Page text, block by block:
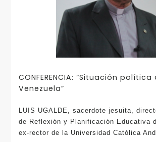
CONFERENCIA: “Situación
Venezuela”
LUIS UGALDE, sacerdote jesuita,
de Reflexión y Planificación Educativa
ex-rector de la Universidad Católica